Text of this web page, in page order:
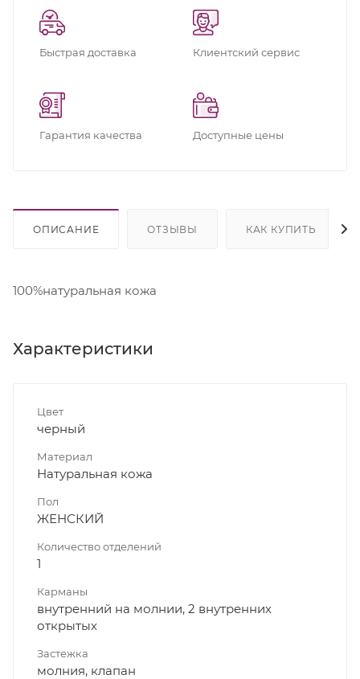
Быстрая доставка Клиентский сервис
Гарантия качества Доступные цены
ОПИСАНИЕ ОТЗЫВЫ КАК КУПИТЬ
100%натуральная кожа
Характеристики
Цвет
черный
Материал
Натуральная кожа
Пол
ЖЕНСКИЙ
Количество отделений
1
Карманы
внутренний на молнии, 2 внутренних
открытых
Застежка
молния, клапан